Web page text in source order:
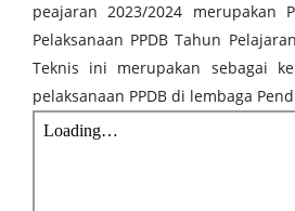
peajaran 2023/2024 merupakan
Pelaksanaan PPDB Tahun
Teknis ini merupakan sebagai
pelaksanaan PPDB di lembaga